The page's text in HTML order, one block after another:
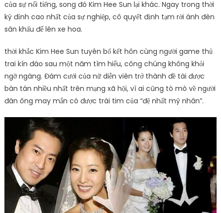
của sự nổi tiếng, song đó Kim Hee Sun lại khác. Ngay trong thời
kỳ đỉnh cao nhất của sự nghiệp, cô quyết định tạm rời ánh đèn
sân khấu để lên xe hoa.
thời khắc Kim Hee Sun tuyên bố kết hôn cùng người game thủ
trai kín đáo sau một năm tìm hiểu, công chúng không khỏi
ngỡ ngàng. Đám cưới của nữ diễn viên trở thành đề tài được
bàn tán nhiều nhất trên mạng xã hội, vì ai cũng tò mò về người
đàn ông may mắn có được trái tim của “đệ nhất mỹ nhân”.